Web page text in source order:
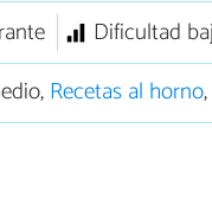
Dificultad
Recetas al horno,